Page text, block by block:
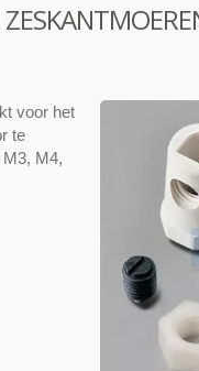
voor het
te
M4,